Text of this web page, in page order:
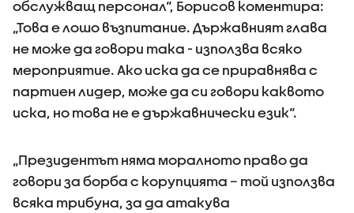
обслужващ персонал“, Борисов коментира:
„Това е лошо възпитание. Държавният глава
не може да говори така - използва всяко
мероприятие. Ако иска да се приравнява с
партиен лидер, може да си говори каквото
иска, но това не е държавнически език“.
„Президентът няма моралното право да
говори за борба с корупцията – той използва
всяка трибуна, за да атакува